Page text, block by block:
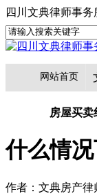
四川文典律师事务
网站首页
房屋买卖
什么情
作者：文典房产律